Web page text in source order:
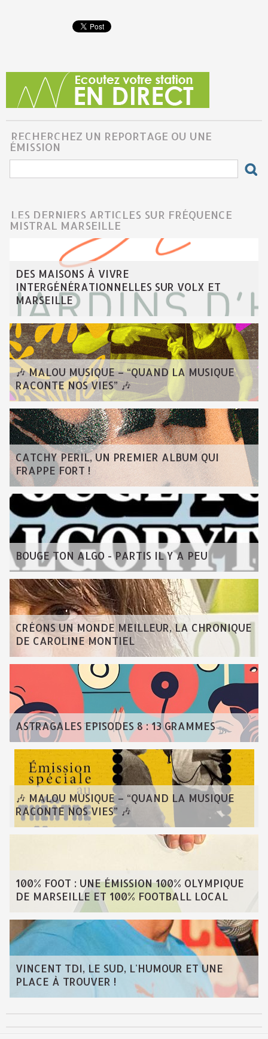
RECHERCHEZ UN REPORTAGE OU UNE
ÉMISSION
LES DERNIERS ARTICLES SUR FRÉQUENCE
MISTRAL MARSEILLE
DES MAISONS À VIVRE
INTERGÉNÉRATIONNELLES SUR VOLX ET
MARSEILLE
🎶 MALOU MUSIQUE – “QUAND LA MUSIQUE
RACONTE NOS VIES” 🎶
CATCHY PERIL, UN PREMIER ALBUM QUI
FRAPPE FORT !
BOUGE TON ALGO - PARTIS IL Y A PEU
CRÉONS UN MONDE MEILLEUR, LA CHRONIQUE
DE CAROLINE MONTIEL
ASTRAGALES EPISODES 8 : 13 GRAMMES
🎶 MALOU MUSIQUE – “QUAND LA MUSIQUE
RACONTE NOS VIES” 🎶
100% FOOT : UNE ÉMISSION 100% OLYMPIQUE
DE MARSEILLE ET 100% FOOTBALL LOCAL
VINCENT TDI, LE SUD, L'HUMOUR ET UNE
PLACE À TROUVER !